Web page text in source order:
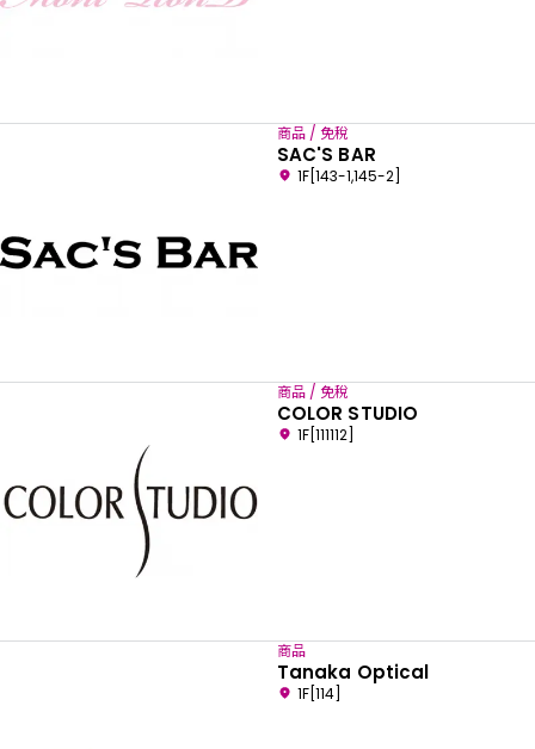
商品 / 免稅
SAC'S BAR
1F[143-1,145-2]
商品 / 免稅
COLOR STUDIO
1F[111112]
商品
Tanaka Optical
1F[114]